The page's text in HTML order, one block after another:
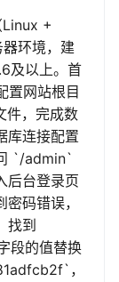
Linux +
环境，建
及以上。首
置网站根目
件，完成数
库连接配置
`/admin`
后台登录页
码错误，
找到
段的值替换
，